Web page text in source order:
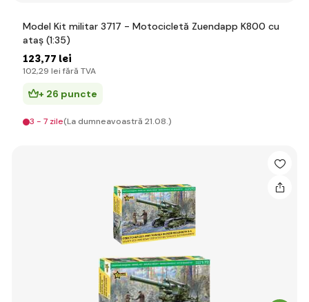
Model Kit militar 3717 - Motocicletă Zuendapp K800 cu
ataș (1:35)
123,77 lei
102,29 lei fără TVA
+ 26 puncte
3 - 7 zile(La dumneavoastră 21.08.)